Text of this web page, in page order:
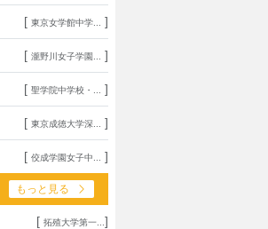
[ 東京女学館中学... ]
[ 瀧野川女子学園... ]
[ 聖学院中学校・... ]
[ 東京成徳大学深... ]
[ 佼成学園女子中... ]
もっと見る
[ 拓殖大学第一... ]